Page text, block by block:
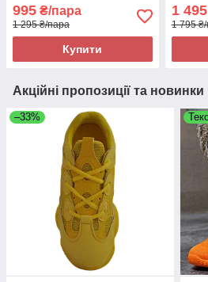
коричневі, легкі та зручні
995 ₴/пара
1 295 ₴/пара
Купити
піни,
1 495
1 795
Акційні пропозиції та новинки
–33%